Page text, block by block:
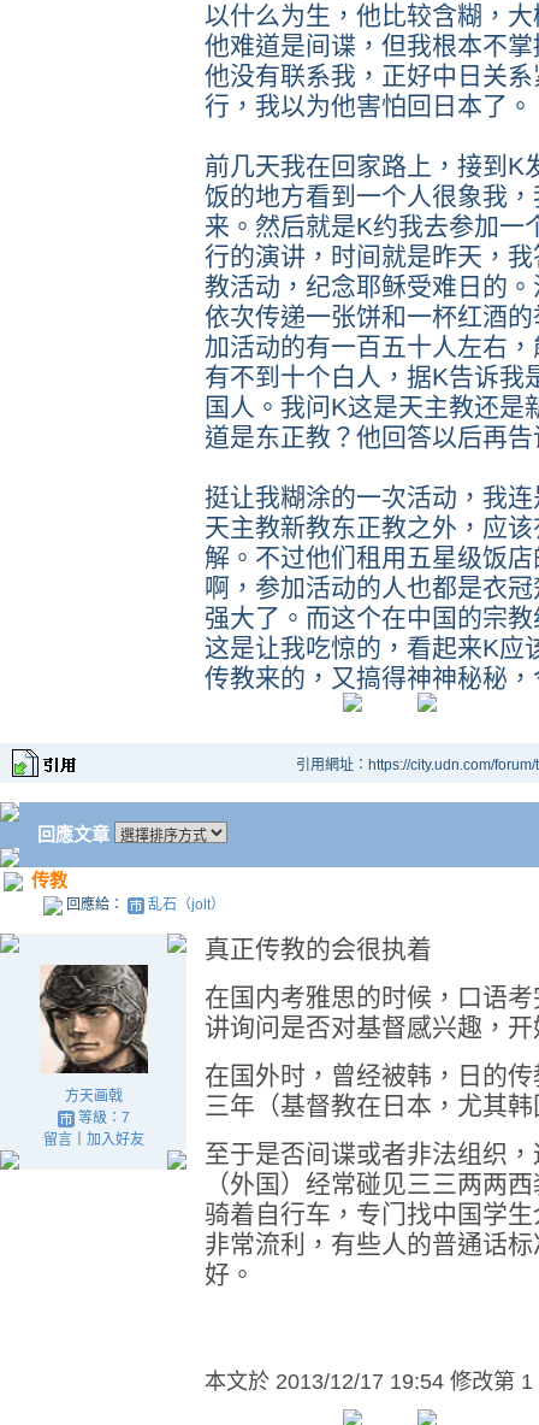
以什么为生，他比较含糊，
他难道是间谍，但我根本不
他没有联系我，正好中日关
行，我以为他害怕回日本了。
前几天我在回家路上，接到K
饭的地方看到一个人很象我
来。然后就是K约我去参加一
行的演讲，时间就是昨天，
教活动，纪念耶稣受难日的
依次传递一张饼和一杯红酒
加活动的有一百五十人左右
有不到十个白人，据K告诉我
国人。我问K这是天主教还是
道是东正教？他回答以后再
挺让我糊涂的一次活动，我
天主教新教东正教之外，应
解。不过他们租用五星级饭
啊，参加活动的人也都是衣
强大了。而这个在中国的宗
这是让我吃惊的，看起来K应
传教来的，又搞得神神秘秘
引用網址：https://city.udn.com/
回應文章
传教
回應給： 乱石（jolt）
方天画戟
等級：7
留言｜ 加入好友
真正传教的会很执着
在国内考雅思的时候，口语
讲询问是否对基督感兴趣，
在国外时，曾经被韩，日的
三年（基督教在日本，尤其
至于是否间谍或者非法组织
（外国）经常碰见三三两两
骑着自行车，专门找中国学
非常流利，有些人的普通话
好。
本文於 2013/12/17 19:54 修改第 1